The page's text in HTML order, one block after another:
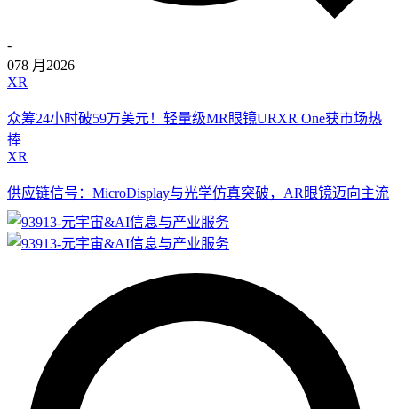
-
078 月 2026
XR
众筹24小时破59万美元！轻量级MR眼镜URXR One获市场热
捧
XR
供应链信号：MicroDisplay与光学仿真突破，AR眼镜迈向主流